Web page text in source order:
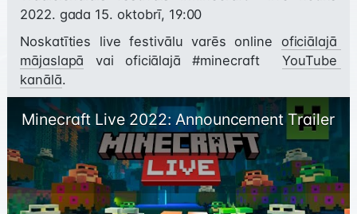
2022. gada 15. oktobrī, 19:00
Noskatīties live festivālu varēs online oficiālajā
mājaslapā vai oficiālajā #minecraft
YouTube
kanālā
Minecraft Live 2022: Announcement Trailer